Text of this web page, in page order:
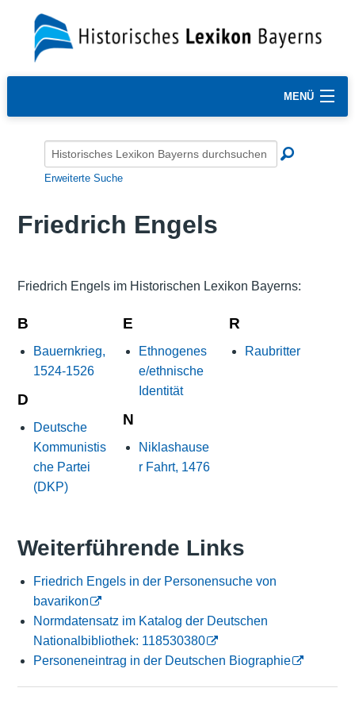
MENÜ
Erweiterte Suche
Friedrich Engels
Friedrich Engels im Historischen Lexikon Bayerns:
B
Bauernkrieg,
1524-1526
D
Deutsche
Kommunistis
che Partei
(DKP)
E
Ethnogenes
e/ethnische
Identität
N
Niklashause
r Fahrt, 1476
R
Raubritter
Weiterführende Links
Friedrich Engels in der Personensuche von
bavarikon
Normdatensatz im Katalog der Deutschen
Nationalbibliothek: 118530380
Personeneintrag in der Deutschen Biographie